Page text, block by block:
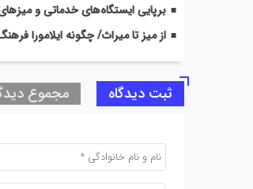
برپایی ایستگاه‌های خدماتی و
از میز تا میراث/ چگونه ایلامورا
ثبت دیدگاه مجموع